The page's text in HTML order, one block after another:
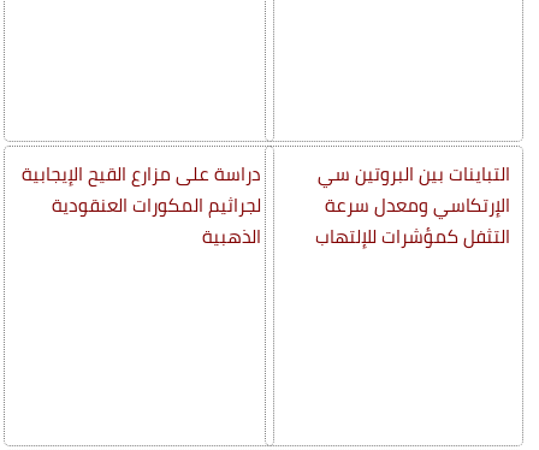
التباينات بين البروتين سي
الإرتكاسي ومعدل سرعة
التثفل كمؤشرات للإلتهاب
دراسة على مزارع القيح الإيجابية
لجراثيم المكورات العنقودية
الذهبية